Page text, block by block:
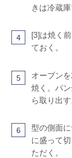
きは冷蔵庫
4
[3]は焼く
ておく。
5
オーブン
焼く。パ
ら取り出す
6
型の側面
に盛って
ただく。